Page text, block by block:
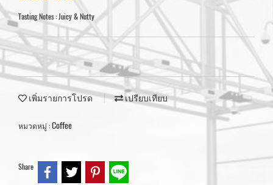
Tasting Notes : Juicy & Nutty
เพิ่มรายการโปรด เปรียบเทียบ
หมวดหมู่ :Coffee
Share